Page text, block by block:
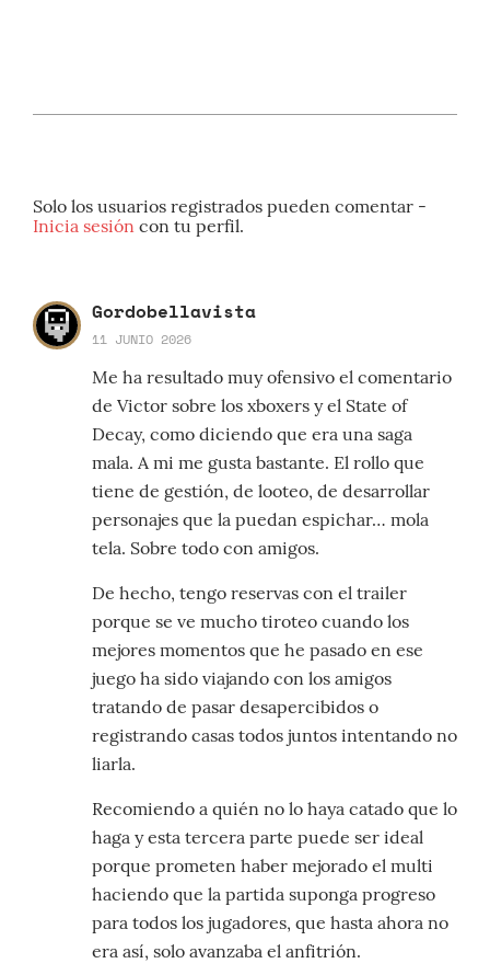
Solo los usuarios registrados pueden comentar -
Inicia sesión con tu perfil.
Gordobellavista
11 JUNIO 2026
Me ha resultado muy ofensivo el comentario
de Victor sobre los xboxers y el State of
Decay, como diciendo que era una saga
mala. A mi me gusta bastante. El rollo que
tiene de gestión, de looteo, de desarrollar
personajes que la puedan espichar… mola
tela. Sobre todo con amigos.
De hecho, tengo reservas con el trailer
porque se ve mucho tiroteo cuando los
mejores momentos que he pasado en ese
juego ha sido viajando con los amigos
tratando de pasar desapercibidos o
registrando casas todos juntos intentando no
liarla.
Recomiendo a quién no lo haya catado que lo
haga y esta tercera parte puede ser ideal
porque prometen haber mejorado el multi
haciendo que la partida suponga progreso
para todos los jugadores, que hasta ahora no
era así, solo avanzaba el anfitrión.